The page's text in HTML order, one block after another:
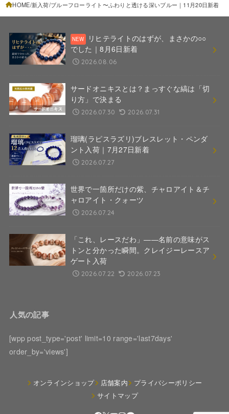
HOME 新入荷 ブルーフローライト〜ふわりと透ける深いブルー｜11月20日新着
リヒテライトのはずが、まさかの○○
でした｜8月6日新着
2026.08.06
サードオニキスとは？まっすぐな縞は「切
り方」で決まる
2026.07.30 2026.07.31
瑠璃(ラピスラズリ)ブレスレット・ペンダ
ント入荷｜7月27日新着
2026.07.27
世界で一箇所だけの紫、チャロアイト＆チ
ャロアイト・クォーツ
2026.07.24
「これ、レースだわ」――名前の意味がス
トンと分かった瞬間。クレイジーレースア
ゲート入荷
2026.07.22 2026.07.23
人気の記事
[wpp post_type='post' limit=10 range='last7days'
order_by='views']
オンラインショップ 店舗案内
プライバシーポリシー
サイトマップ